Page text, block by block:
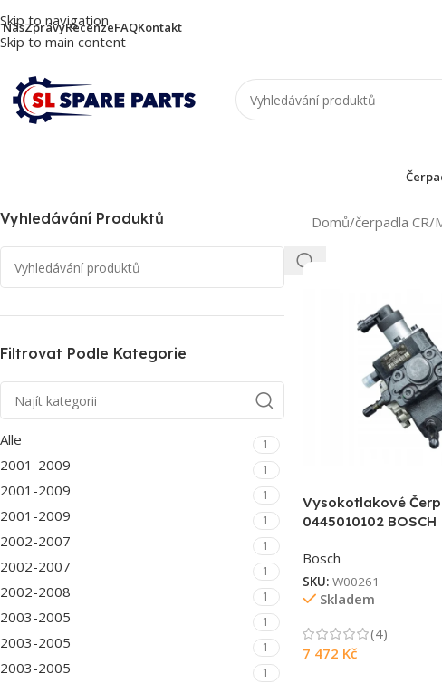
Skip to navigation
Skip to main content
NásZprávyRecenzeFAQKontakt
Vyhledávání Produktů
Filtrovat Podle Kategorie
Alle 1
2001-2009 1
2001-2009 1
2001-2009 1
2002-2007 1
2002-2007 1
2002-2008 1
2003-2005 1
2003-2005 1
2003-2005 1
Domů/čerpadla CR/
Vysokotlakové
0445010102 BOSCH
Bosch
SKU: W00261
Skladem
(4)
7 472 Kč